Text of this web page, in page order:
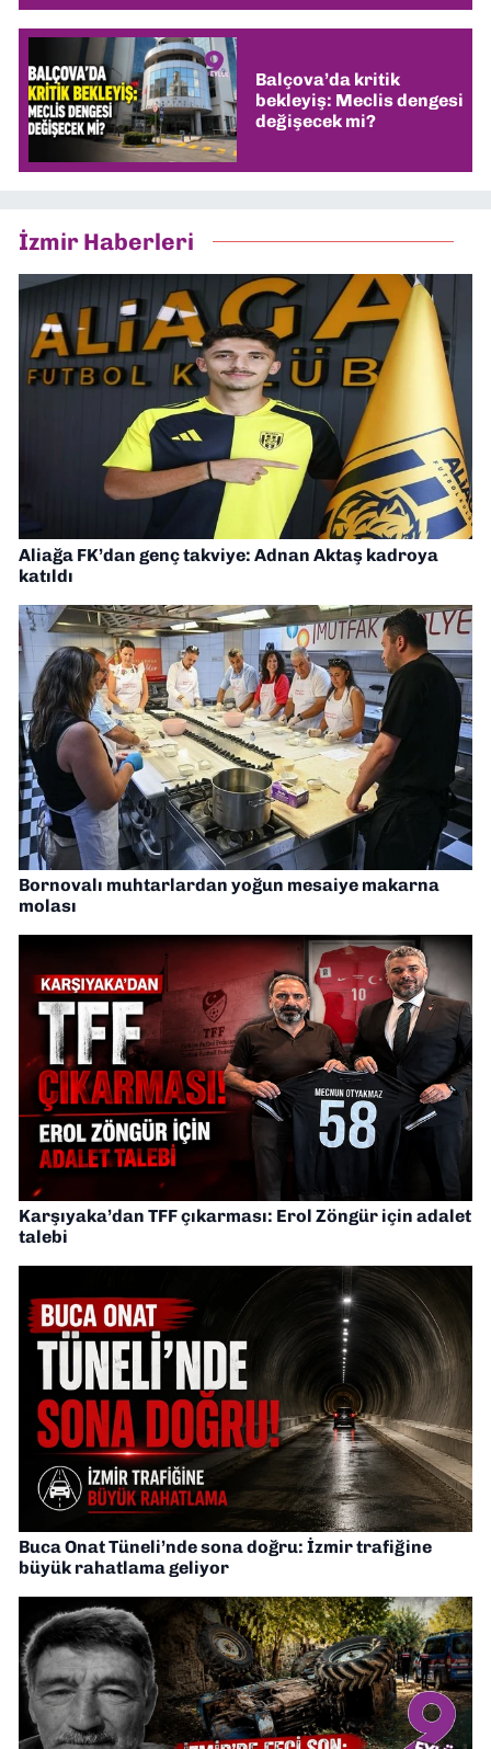
Balçova’da kritik
bekleyiş: Meclis dengesi
değişecek mi?
İzmir Haberleri
Aliağa FK’dan genç takviye: Adnan Aktaş kadroya
katıldı
Bornovalı muhtarlardan yoğun mesaiye makarna
molası
Karşıyaka’dan TFF çıkarması: Erol Zöngür için adalet
talebi
Buca Onat Tüneli’nde sona doğru: İzmir trafiğine
büyük rahatlama geliyor